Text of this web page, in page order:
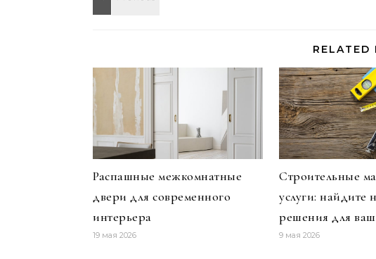
RELATED
Распашные межкомнатные
двери для современного
интерьера
19 мая 2026
Строительные
услуги: найдите
решения для
9 мая 2026